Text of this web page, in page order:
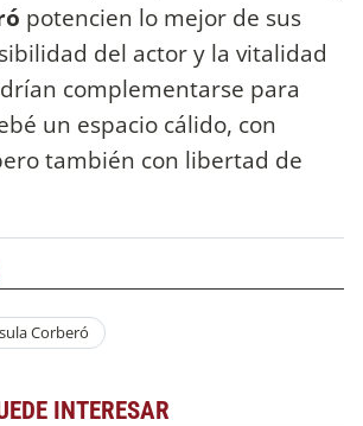
potencien lo mejor de sus
del actor y la vitalidad
complementarse para
un espacio cálido, con
también con libertad de
Corberó
INTERESAR